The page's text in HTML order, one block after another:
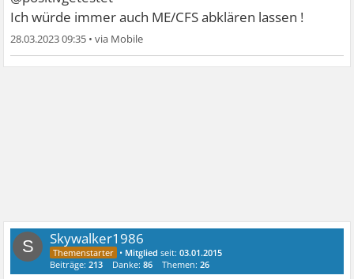
Ich würde immer auch ME/CFS abklären lassen !
28.03.2023 09:35 •
S Skywalker1986
• Mitglied seit:03.01.2015
Beiträge:213 Danke:86 Themen:26